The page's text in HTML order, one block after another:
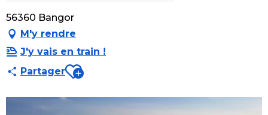
56360 Bangor
M'y rendre
J'y vais en train !
PartagerAjouter aux favoris